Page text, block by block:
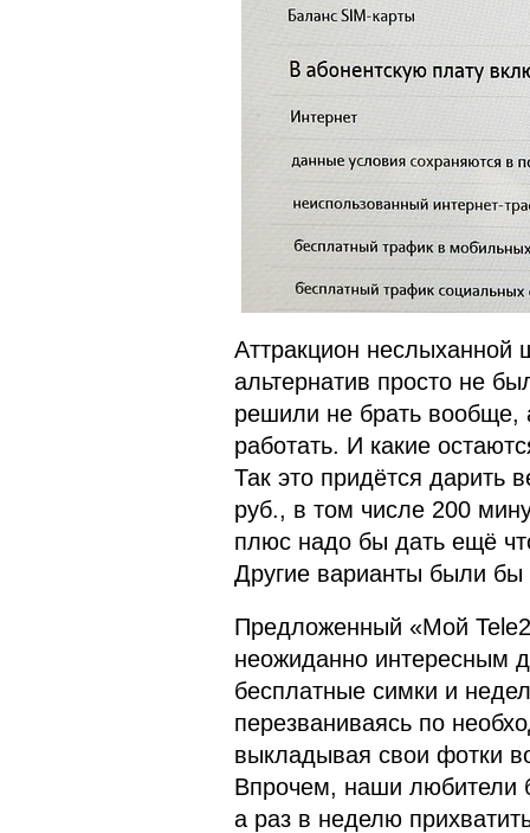
Аттракцион неслыханной
альтернатив просто не
решили не брать вообще,
работать. И какие
Так это придётся дарить
руб., в том числе 200
плюс надо бы дать ещё
Другие варианты были бы
Предложенный «Мой
неожиданно интересным
бесплатные симки и
перезваниваясь по
выкладывая свои фотки
Впрочем, наши любители
а раз в неделю